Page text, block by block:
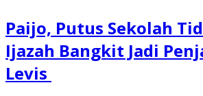
Paijo, Putus Sekolah
Ijazah Bangkit Jadi
Levis